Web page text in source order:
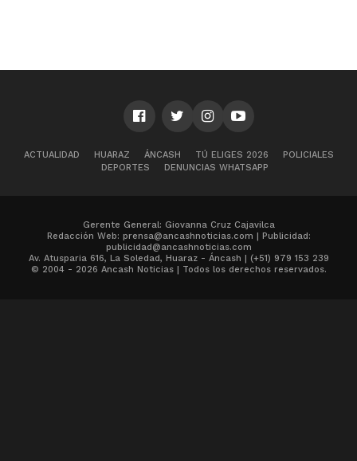
ACTUALIDAD HUARAZ ÁNCASH TÚ ELIGES 2026
POLICIALES
DEPORTES
DENUNCIAS WHATSAPP
Gerente General: Giovanna Cruz Cajavilca
Redacción Web: prensa@ancashnoticias.com | Publicidad:
publicidad@ancashnoticias.com
Av. Atusparia 616, La Soledad, Huaraz - Áncash | (+51) 979 153 239
© 2004 - 2026 Ancash Noticias | Todos los derechos reservados.